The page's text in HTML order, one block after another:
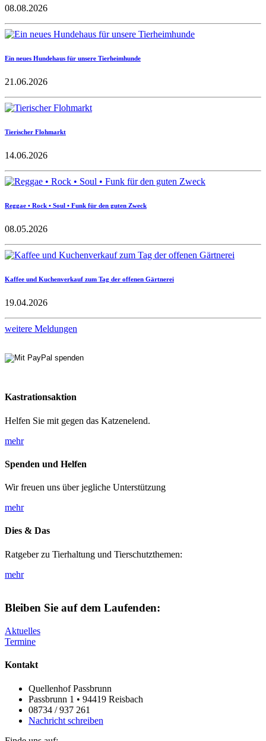
08.08.2026
Ein neues Hundehaus für unsere Tierheimhunde
21.06.2026
Tierischer Flohmarkt
14.06.2026
Reggae • Rock • Soul • Funk für den guten Zweck
08.05.2026
Kaffee und Kuchenverkauf zum Tag der offenen Gärtnerei
19.04.2026
weitere Meldungen
Kastrationsaktion
Helfen Sie mit gegen das Katzenelend.
mehr
Spenden und Helfen
Wir freuen uns über jegliche Unterstützung
mehr
Dies & Das
Ratgeber zu Tierhaltung und Tierschutzthemen:
mehr
Bleiben Sie auf dem Laufenden:
Aktuelles
Termine
Kontakt
Quellenhof Passbrunn
Passbrunn 1 • 94419 Reisbach
08734 / 937 261
Nachricht schreiben